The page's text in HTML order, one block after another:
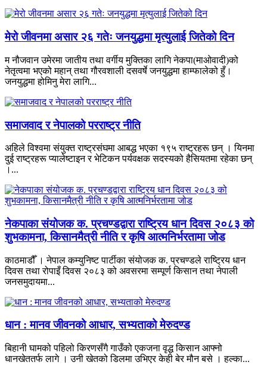
मेरो जीवनमा असार २६ गतेः जनयुद्धमा मृत्युलाई जितेको दिन
म नौजवान उमेरमा जातीय तथा वर्गीय मुक्तिका लागि नेकपा(माओवादी)को
नेतृत्वमा भएको महान् तथा गौरवशाली दसवर्षे जनयुद्धमा हाम्फालेको हुँ।
जनयुद्धमा होमिनु मेरा लागि...
समाजवाद र नेपालको परराष्ट्र नीति
अहिले विश्वमा संयुक्त राष्ट्रसंघमा आबद्ध भएका १९५ राष्ट्रहरू छन् । यिनमा
दुई राष्ट्रहरू प्यालेष्टाइन र भेटिकन पर्यवक्षक सदस्यको हैसियतमा रहेका छन्
।...
नेकपाका संयोजक क. प्रचण्डद्वारा राष्ट्रिय धान दिवस २०८३ को
शुभकामना, किसानमैत्री नीति र कृषि आत्मनिर्भरतामा जोड
काठमाडौँ । नेपाल कम्युनिष्ट पार्टीका संयोजक क. प्रचण्डले राष्ट्रिय धान
दिवस तथा रोपाइँ दिवस २०८३ को अवसरमा सम्पूर्ण किसान तथा नेपाली
जनसमुदायमा...
धान : मानव जीवनको आधार, सभ्यताको मेरुदण्ड
बिहानी घामको पहिलो किरणसँगै गाउँको एकजना वृद्ध किसान आफ्नो
धानखेततर्फ लागे । उनी खेतको डिलमा उभिएर केही बेर मौन बसे । हल्का...